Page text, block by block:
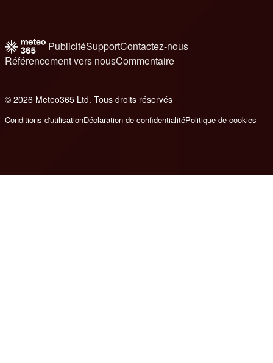
PublicitéSupportContactez-nous
Référencement vers nousCommentaire
© 2026 Meteo365 Ltd. Tous droits réservés
Conditions d'utilisationDéclaration de confidentialitéPolitique de cookies